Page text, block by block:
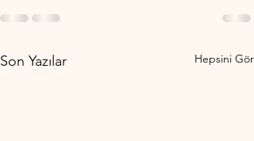
Son Yazılar Hepsini Gör